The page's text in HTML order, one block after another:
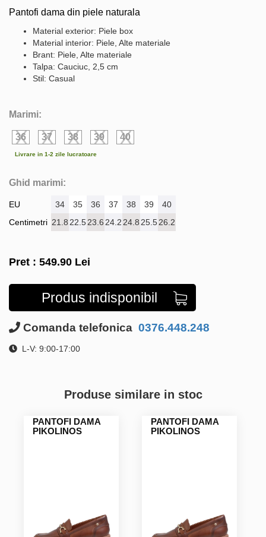
Pantofi dama din piele naturala
Material exterior: Piele box
Material interior: Piele, Alte materiale
Brant: Piele, Alte materiale
Talpa: Cauciuc, 2,5 cm
Stil: Casual
Marimi:
36 37 38 39 40
Livrare in 1-2 zile lucratoare
Ghid marimi:
EU
Centimetri
34 35 36 37 38 39
40
21.8 22.523.6 24.2 24.8 25.526.2
Pret : 549.90 Lei
Produs indisponibil
Comanda telefonica 0376.448.248
L-V: 9:00-17:00
Produse similare in stoc
PANTOFI DAMA
PIKOLINOS
PANTOFI DAMA
PIKOLINOS